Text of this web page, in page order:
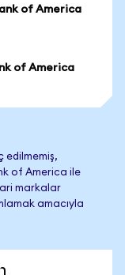
of America
of America
edilmemiş,
of America ile
markalar
amacıyla